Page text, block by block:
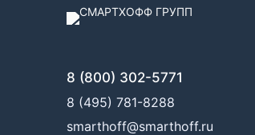
8 (800) 302-5771
8 (495) 781-8288
smarthoff@smarthoff.ru